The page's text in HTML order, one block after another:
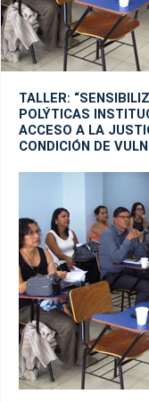
TALLER:
POLÝTICAS
ACCESO A LA
CONDICIÓN DE